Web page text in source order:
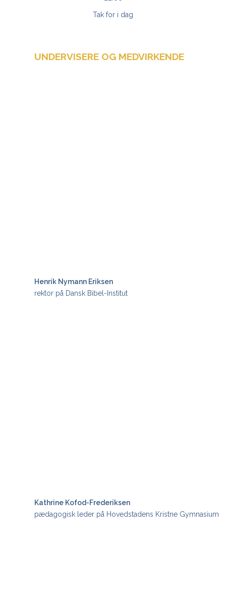
Tak for i dag
UNDERVISERE OG MEDVIRKENDE
Henrik Nymann Eriksen
rektor på Dansk Bibel-Institut
Kathrine Kofod-Frederiksen
pædagogisk leder på Hovedstadens Kristne Gymnasium